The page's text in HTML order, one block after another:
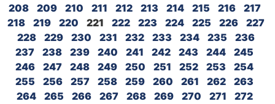
208
209 210 211 212 213 214 215 216
217
218
219 220 221 222 223 224 225 226
227
228
229 230 231 232 233 234 235
236
237
238 239 240 241 242 243 244
245
246
247 248 249 250 251 252 253
254
255
256 257 258 259 260 261 262
263
264
265 266 267 268 269 270 271
272